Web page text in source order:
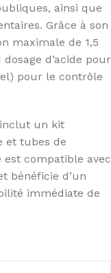
ainsi que
Grâce à son
maximale de 1,5
d’acide pour
pour le contrôle
un kit
et tubes de
compatible avec
bénéficie d’un
immédiate de